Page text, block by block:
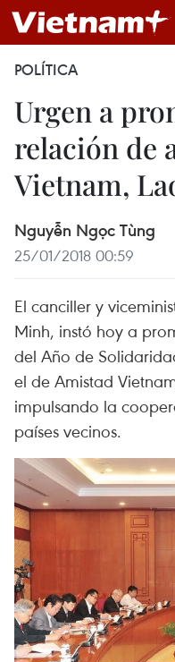
POLÍTICA
Urgen a
relación de
Vietnam,
Nguyễn Ngọc Tùng
25/01/2018 00:59
El canciller y
Minh, instó hoy a
del Año de
el de Amistad
impulsando la
países vecinos.